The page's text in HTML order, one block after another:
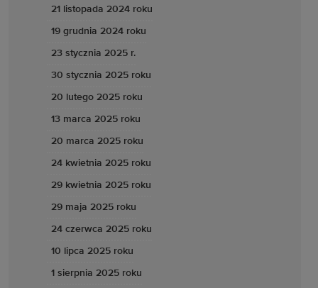
21 listopada 2024 roku
19 grudnia 2024 roku
23 stycznia 2025 r.
30 stycznia 2025 roku
20 lutego 2025 roku
13 marca 2025 roku
20 marca 2025 roku
24 kwietnia 2025 roku
29 kwietnia 2025 roku
29 maja 2025 roku
24 czerwca 2025 roku
10 lipca 2025 roku
1 sierpnia 2025 roku